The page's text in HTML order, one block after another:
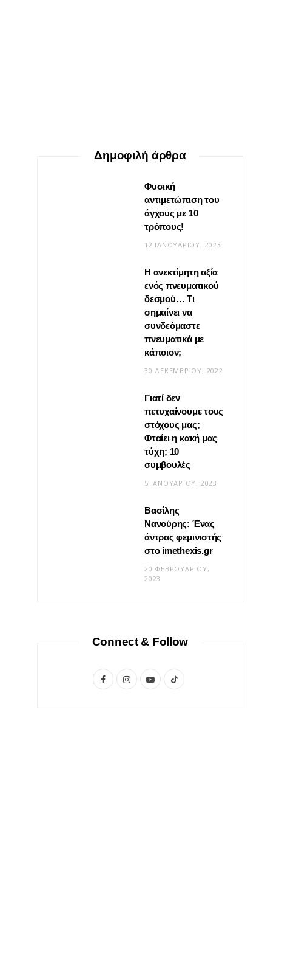
Βίντεο: Μεταμόρφωσε το
φουλάρι σου σε κιμονό
20 ΜΑΪ́ΟΥ, 2026
ΣΧΈΣΕΙΣ
Η φροντίδα δεν είναι «δώσ’ το
Δημοφιλή άρθρα
Φυσική
αντιμετώπιση του
άγχους με 10
τρόπους!
12 ΙΑΝΟΥΑΡΊΟΥ, 2023
Η ανεκτίμητη αξία
ενός πνευματικού
δεσμού… Τι
σημαίνει να
συνδεόμαστε
πνευματικά με
κάποιον;
30 ΔΕΚΕΜΒΡΊΟΥ, 2022
Γιατί δεν
πετυχαίνουμε τους
στόχους μας;
Φταίει η κακή μας
τύχη; 10
συμβουλές
5 ΙΑΝΟΥΑΡΊΟΥ, 2023
Βασίλης
Νανούρης: Ένας
άντρας φεμινιστής
στο imethexis.gr
20 ΦΕΒΡΟΥΑΡΊΟΥ,
2023
Connect & Follow
F
I
Y
T